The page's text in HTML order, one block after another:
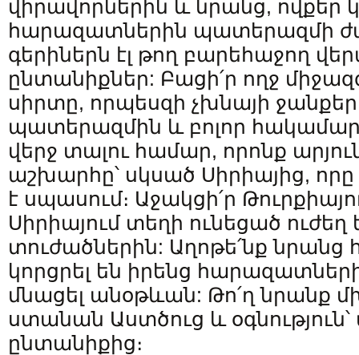
վիրավորներին և նրանց, ովքեր
հարազատներին պատերազմի
գերիներն էլ թող բարեհաջող
ընտանիքներ: Բացի՛ր ողջ
սիրտը, որպեսզի չխնայի ջանքեր
պատերազմին և բոլոր
վերջ տալու համար, որոնք
աշխարհը՝ սկսած Սիրիայից,
է սպասում։ Աջակցի՛ր
Սիրիայում տեղի ունեցած
տուժածներին: Աղոթե՛նք նրանց
կորցրել են իրենց
մնացել անօթևան: Թո՛ղ նրանք
ստանան Աստծուց և
ընտանիքից։